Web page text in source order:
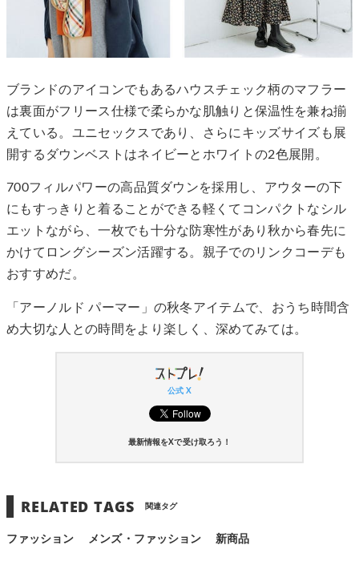
ブランドのアイコンでもあるハウスチェック柄のマフラー
は裏面がフリース仕様で柔らかな肌触りと保温性を兼ね揃
えている。ユニセックスであり、さらにキッズサイズも展
開するダウンベストはネイビーとホワイトの2色展開。
700フィルパワーの高品質ダウンを採用し、アウターの下
にもすっきりと着ることができる軽くてコンパクトなシル
エットながら、一枚でも十分な防寒性があり秋から春先に
かけてロングシーズン活躍する。親子でのリンクコーデも
おすすめだ。
「アーノルド パーマー」の秋冬アイテムで、おうち時間含
め大切な人との時間をより楽しく、深めてみては。
公式 X
最新情報をXで受け取ろう！
RELATED TAGS 関連タグ
ファッション メンズ・ファッション 新商品